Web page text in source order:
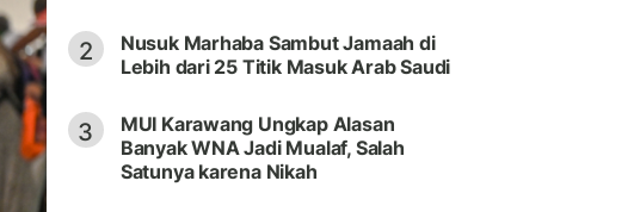
2
Nusuk Marhaba Sambut Jamaah di
Lebih dari 25 Titik Masuk Arab Saudi
3
MUI Karawang Ungkap Alasan
Banyak WNA Jadi Mualaf, Salah
Satunya karena Nikah